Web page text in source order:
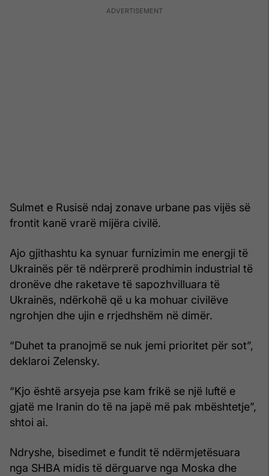
Sulmet e Rusisë ndaj zonave urbane pas vijës së
frontit kanë vrarë mijëra civilë.
Ajo gjithashtu ka synuar furnizimin me energji të
Ukrainës për të ndërprerë prodhimin industrial të
dronëve dhe raketave të sapozhvilluara të
Ukrainës, ndërkohë që u ka mohuar civilëve
ngrohjen dhe ujin e rrjedhshëm në dimër.
“Duhet ta pranojmë se nuk jemi prioritet për sot”,
deklaroi Zelensky.
“Kjo është arsyeja pse kam frikë se një luftë e
gjatë me Iranin do të na japë më pak mbështetje”,
shtoi ai.
Ndryshe, bisedimet e fundit të ndërmjetësuara
nga SHBA midis të dërguarve nga Moska dhe